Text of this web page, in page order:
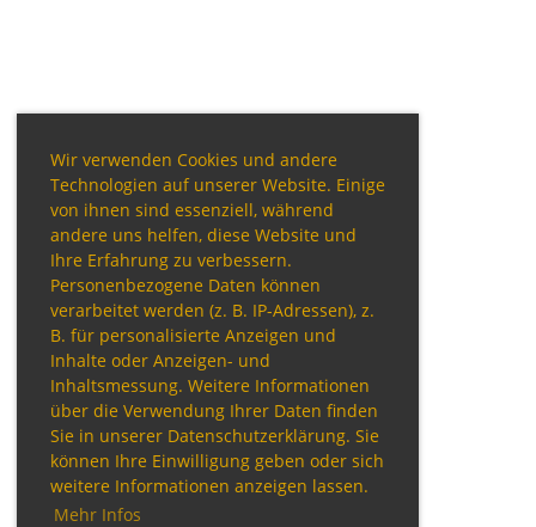
Wir verwenden Cookies und andere
Technologien auf unserer Website. Einige
von ihnen sind essenziell, während
andere uns helfen, diese Website und
Ihre Erfahrung zu verbessern.
Personenbezogene Daten können
verarbeitet werden (z. B. IP-Adressen), z.
B. für personalisierte Anzeigen und
Inhalte oder Anzeigen- und
Inhaltsmessung. Weitere Informationen
über die Verwendung Ihrer Daten finden
Sie in unserer Datenschutzerklärung. Sie
können Ihre Einwilligung geben oder sich
weitere Informationen anzeigen lassen.
Mehr Infos